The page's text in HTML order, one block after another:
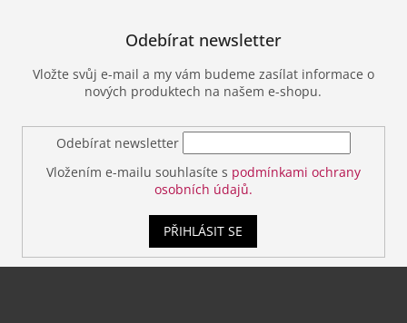
Odebírat newsletter
Vložte svůj e-mail a my vám budeme zasílat informace o
nových produktech na našem e-shopu.
Odebírat newsletter
Vložením e-mailu souhlasíte s podmínkami ochrany
osobních údajů.
PŘIHLÁSIT SE